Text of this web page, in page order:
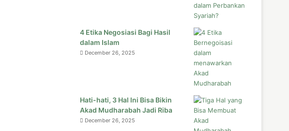
4 Etika Negosiasi Bagi Hasil
dalam Islam
December 26, 2025
Hati-hati, 3 Hal Ini Bisa Bikin
Akad Mudharabah Jadi Riba
December 26, 2025